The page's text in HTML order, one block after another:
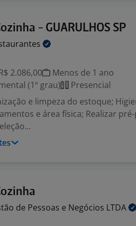
- GUARULHOS SP
2.086,00
Menos de 1 ano
(1º grau)
Presencial
e limpeza do estoque;
e área física; Realizar
de Pessoas e Negócios LTDA